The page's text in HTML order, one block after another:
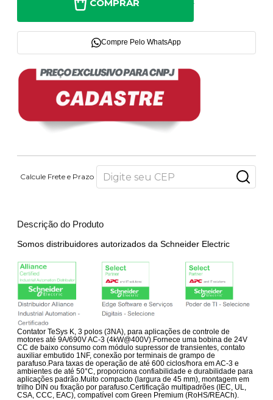
COMPRAR
Compre Pelo WhatsApp
Calcule Frete e Prazo
Descrição do Produto
Somos distribuidores autorizados da Schneider Electric
Contator TeSys K, 3 polos (3NA), para aplicações de controle de
motores até 9A/690V AC-3 (4kW@400V).Fornece uma bobina de 24V
CC de baixo consumo com módulo supressor de transientes, contato
auxiliar embutido 1NF, conexão por terminais de grampo de
parafuso.Para taxas de operação de até 600 ciclos/hora em AC-3 e
ambientes de até 50°C, proporciona confiabilidade e durabilidade para
aplicações padrão.Muito compacto (largura de 45 mm), montagem em
trilho DIN ou fixação por parafuso.Certificação multipadrões (IEC, UL,
CSA, CCC, EAC), compatível com Green Premium (RoHS/REACh).